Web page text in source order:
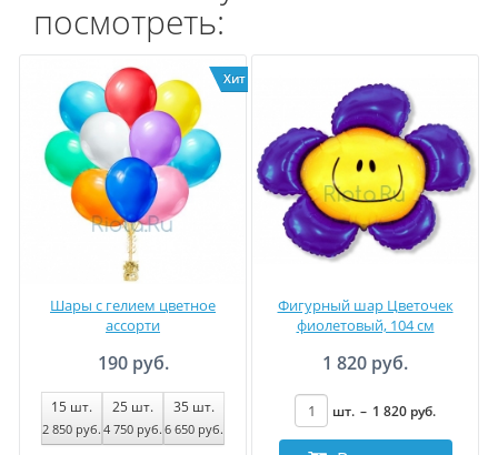
посмотреть:
Хит
Шары с гелием цветное
ассорти
190 руб.
15 шт.
2 850 руб.
25 шт.
4 750 руб.
35 шт.
6 650 руб.
Фигурный шар Цветочек
фиолетовый, 104 см
1 820 руб.
шт. – 1 820 руб.